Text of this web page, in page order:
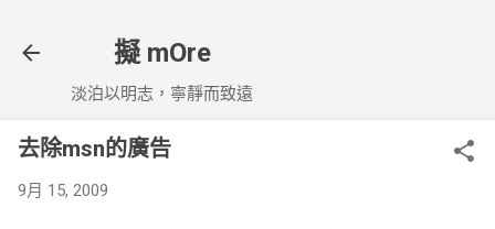
擬 mOre
淡泊以明志，寧靜而致遠
去除msn的廣告
9月 15, 2009